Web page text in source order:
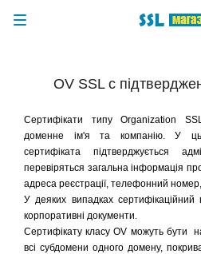
OV SSL с
Сертифікати типу Organization
доменне ім'я та компанію. У
сертифіката підтверджується
перевіряться загальна інформація
адреса реєстрації, телефонний
У деяких випадках
корпоративні документи.
Сертифікату класу OV можуть бути
всі субдомени одного домену,